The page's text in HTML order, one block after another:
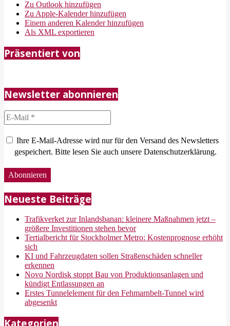
Zu Outlook hinzufügen
Zu Apple-Kalender hinzufügen
Einem anderen Kalender hinzufügen
Als XML exportieren
2018-
05-
Präsentiert von
Newsletter abonnieren
Ihre E-Mail-Adresse wird nur für den Versand des Newsletters
gespeichert. Bitte lesen Sie auch unsere Datenschutzerklärung.
Neueste Beiträge
Trafikverket zur Inlandsbanan: kleinere Maßnahmen jetzt –
größere Investitionen stehen bevor
Tertialbericht für Stockholmer Metro: Kostenprognose erhöht
sich
KI und Fahrzeugdaten sollen Straßenschäden schneller
erkennen
Novo Nordisk stoppt Bau von Produktionsanlagen und
kündigt Entlassungen an
Erstes Tunnelelement für den Fehmarnbelt-Tunnel wird
abgesenkt
Kategorien